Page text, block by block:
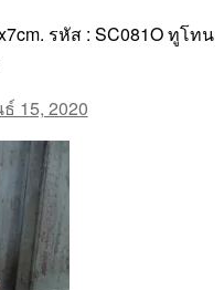
รหัส : SC081O ทูโทน
15, 2020